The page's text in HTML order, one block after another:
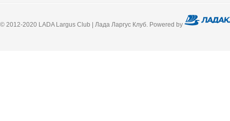
© 2012-2020 LADA Largus Club | Лада Ларгус Клуб. Powered by